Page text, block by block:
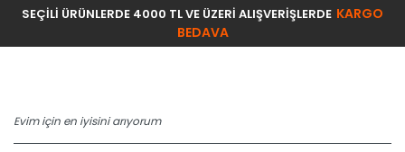
SEÇİLİ ÜRÜNLERDE 4000 TL VE ÜZERİ ALIŞVERİŞLERDE KARGO
BEDAVA